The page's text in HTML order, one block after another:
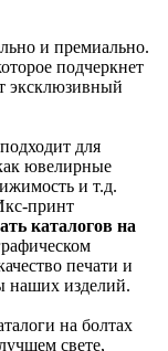
и премиально.
подчеркнет
эксклюзивный
для
ювелирные
и т.д.
принт
каталогов на
печати и
наших изделий.
на болтах
свете,